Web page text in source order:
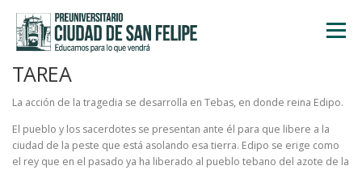
contenido
Menú
TALLERES ACTIVIDADES INSCRIPCIONES
TAREA
La acción de la tragedia se desarrolla en Tebas, en donde reina Edipo.
El pueblo y los sacerdotes se presentan ante él para que libere a la
ciudad de la peste que está asolando esa tierra. Edipo se erige como
el rey que en el pasado ya ha liberado al pueblo tebano del azote de la